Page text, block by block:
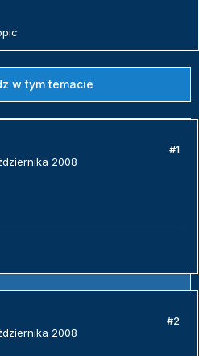
w tym temacie
2008
#1
2008
#2